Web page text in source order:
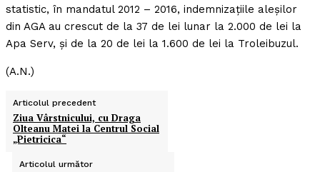
statistic, în mandatul 2012 – 2016, indemnizaţiile aleşilor
din AGA au crescut de la 37 de lei lunar la 2.000 de lei la
Apa Serv, şi de la 20 de lei la 1.600 de lei la Troleibuzul.
(A.N.)
Articolul precedent
Ziua Vârstnicului, cu Draga
Olteanu Matei la Centrul Social
„Pietricica“
Articolul următor